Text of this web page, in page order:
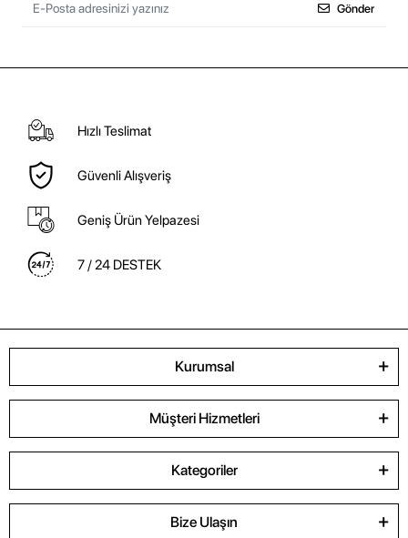
Gönder
Hızlı Teslimat
Güvenli Alışveriş
Geniş Ürün Yelpazesi
7 / 24 DESTEK
Kurumsal
Müşteri Hizmetleri
Kategoriler
Bize Ulaşın